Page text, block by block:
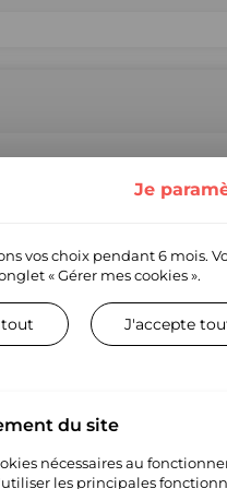
Nous proposons une large
entreprise technologique
agissons en tant que
Si vous êtes une marque et
si vous avez toute autre
Je
vos choix pendant 6 mois.
« Gérer mes cookies ».
tout J'accepte
du site
nécessaires au
les principales